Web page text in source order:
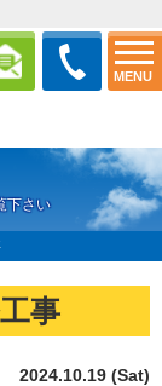
MENU
下さい
事
2024.10.19 (Sat)